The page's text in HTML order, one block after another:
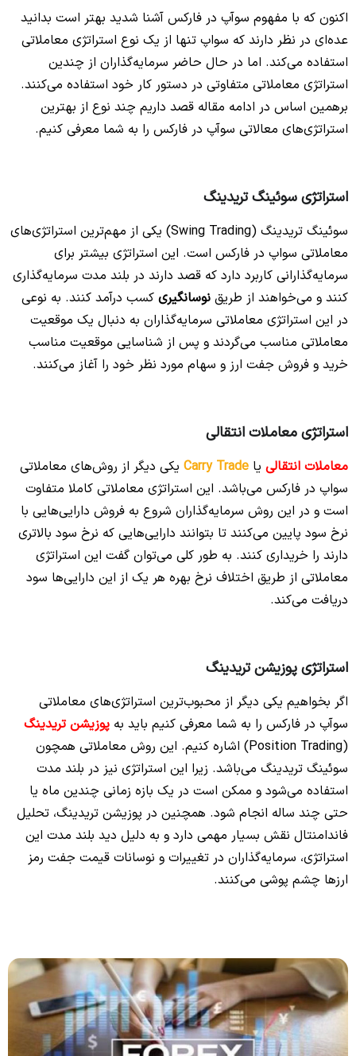
اکنون که با مفهوم سوآپ در فارکس آشنا شدید بهتر است بدانید
عده‌ای در نظر دارند که سواپ تنها از یک نوع استراتژی معاملاتی
استفاده می‌کند. اما در حال حاضر سرمایه‌گذاران از چندین
استراتژی معاملاتی متفاوتی در دستور کار خود استفاده می‌کنند.
برهمین اساس در ادامه مقاله قصد داریم چند نوع از بهترین
استراتژی‌های معالاتی سوآپ در فارکس را به شما معرفی کنیم.
استراتژی سوئینگ تریدینگ
سوئینگ تریدینگ (Swing Trading) یکی از مهم‌ترین استراتژی‌های
معاملاتی سواپ در فارکس است. این استراتژی بیشتر برای
سرمایه‌گذارانی کاربرد دارد که قصد دارند در بلند مدت سرمایه‌گذاری
کنند و می‌خواهند از طریق نوسانگیری کسب درآمد کنند. به نوعی
در این استراتژی معاملاتی سرمایه‌گذاران به دنبال یک موقعیت
معاملاتی مناسب می‌گردند و پس از شناسایی موقعیت مناسب
خرید و فروش جفت ارز و سهام مورد نظر خود را آغاز می‌کنند.
استراتژی معاملات انتقالی
معاملات انتقالی یا Carry Trade یکی دیگر از روش‌های معاملاتی
سواپ در فارکس می‌باشد. این استراتژی معاملاتی کاملا متفاوت
است و در این روش سرمایه‌گذاران شروع به فروش دارایی‌هایی با
نرخ سود پایین می‌کنند تا بتوانند دارایی‌هایی که نرخ سود بالاتری
دارند را خریداری کنند. به طور کلی می‌توان گفت این استراتژی
معاملاتی از طریق اختلاف نرخ بهره هر یک از این دارایی‌ها سود
دریافت می‌کند.
استراتژی پوزیشن تریدینگ
اگر بخواهیم یکی دیگر از محبوب‌ترین استراتژی‌های معاملاتی
سوآپ در فارکس را به شما معرفی کنیم باید به پوزیشن تریدینگ
(Position Trading) اشاره کنیم. این روش معاملاتی همچون
سوئینگ تریدینگ می‌باشد. زیرا این استراتژی نیز در بلند مدت
استفاده می‌شود و ممکن است در یک بازه زمانی چندین ماه یا
حتی چند ساله انجام شود. همچنین در پوزیشن تریدینگ، تحلیل
فاندامنتال نقش بسیار مهمی دارد و به دلیل دید بلند مدت این
استراتژی، سرمایه‌گذاران در تغییرات و نوسانات قیمت جفت رمز
ارزها چشم پوشی می‌کنند.